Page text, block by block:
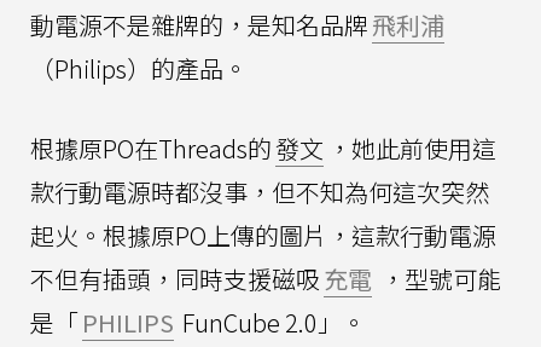
動電源不是雜牌的，是知名品牌飛利浦
（Philips）的產品。
根據原PO在Threads的發文 ，她此前使用這
款行動電源時都沒事，但不知為何這次突然
起火。根據原PO上傳的圖片，這款行動電源
不但有插頭，同時支援磁吸充電 ，型號可能
是「PHILIPS FunCube 2.0」。